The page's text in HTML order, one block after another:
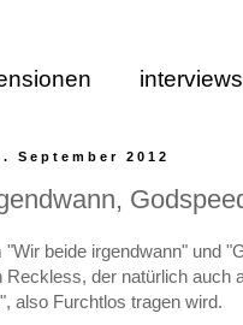
interviews
September 2012
"Wir beide irgendwann" und
Reckless, der natürlich auch
also Furchtlos tragen wird.